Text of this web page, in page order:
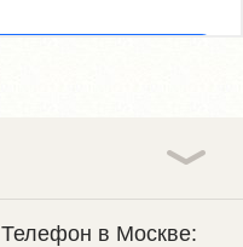
Телефон в Москве: